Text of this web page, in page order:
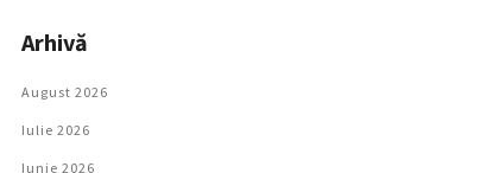
Arhivă
August 2026
Iulie 2026
Iunie 2026